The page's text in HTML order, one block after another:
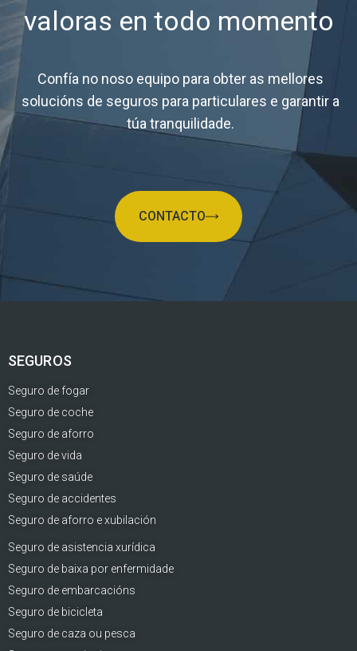
valoras en todo momento
Confía no noso equipo para obter as mellores
solucións de seguros para particulares e garantir a
túa tranquilidade.
CONTACTO
SEGUROS
Seguro de fogar
Seguro de coche
Seguro de aforro
Seguro de vida
Seguro de saúde
Seguro de accidentes
Seguro de aforro e xubilación
Seguro de asistencia xurídica
Seguro de baixa por enfermidade
Seguro de embarcacións
Seguro de bicicleta
Seguro de caza ou pesca